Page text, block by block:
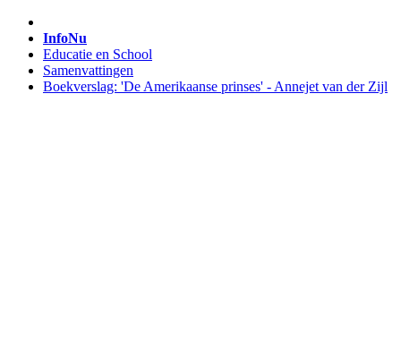
InfoNu
Educatie en School
Samenvattingen
Boekverslag: 'De Amerikaanse prinses' - Annejet van der Zijl